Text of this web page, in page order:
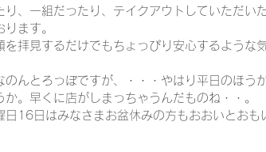
へいこう まかない シャンパン&スパー
その他 メニュー レシピ チーズ
り、一組だったり、テイクアウトしていただい
ます。
を拝見するだけでもちょっぴり安心するような
のんとろっぽですが、・・・やはり平日のほう
か。早くに店がしまっちゃうんだものね・・。
日16日はみなさまお盆休みの方もおおいとお